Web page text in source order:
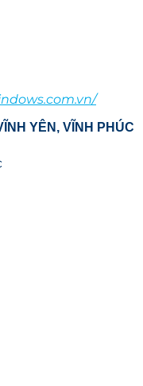
YÊN, VĨNH PHÚC